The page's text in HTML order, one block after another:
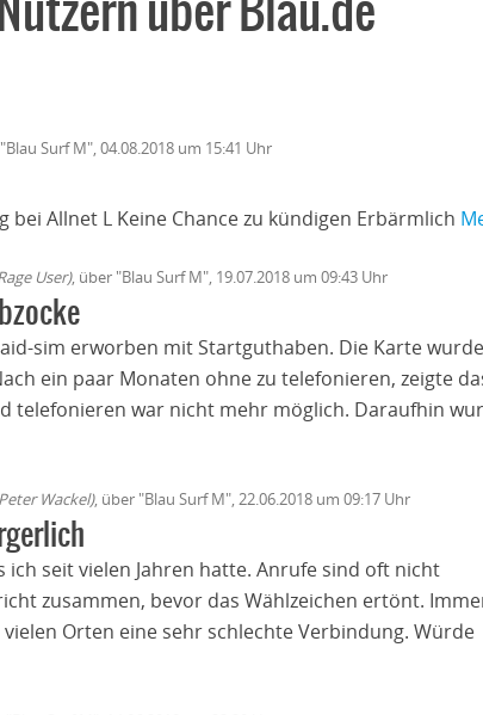
Surf M", 04.08.2018 um 15:41 Uhr
Allnet L Keine Chance zu kündigen Erbärmlich
User), über "Blau Surf M", 19.07.2018 um 09:43 Uhr
sim erworben mit Startguthaben. Die Karte wurde
ein paar Monaten ohne zu telefonieren, zeigte
telefonieren war nicht mehr möglich. Daraufhin
Wackel), über "Blau Surf M", 22.06.2018 um 09:17 Uhr
ich seit vielen Jahren hatte. Anrufe sind oft nicht
zusammen, bevor das Wählzeichen ertönt.
Orten eine sehr schlechte Verbindung. Würde